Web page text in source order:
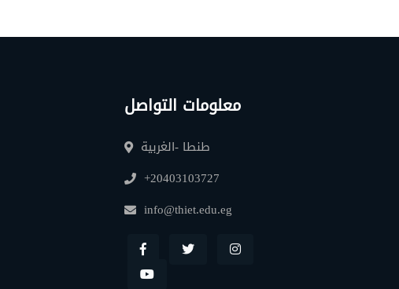
معلومات التواصل
طنطا -الغربية
+20403103727
info@thiet.edu.eg